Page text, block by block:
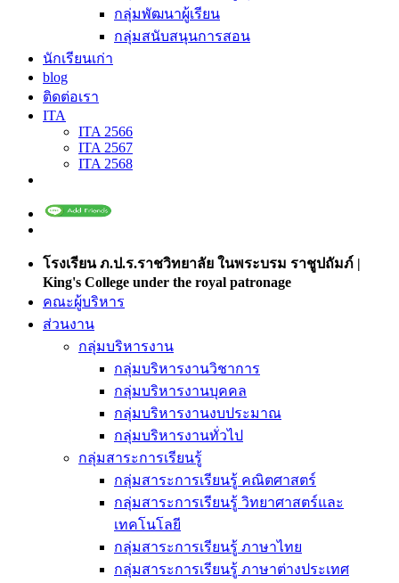
กลุ่มพัฒนาผู้เรียน
กลุ่มสนับสนุนการสอน
นักเรียนเก่า
blog
ติดต่อเรา
ITA
ITA 2566
ITA 2567
ITA 2568
โรงเรียน ภ.ป.ร.ราชวิทยาลัย ในพระบรม ราชูปถัมภ์ |
King's College under the royal patronage
คณะผู้บริหาร
ส่วนงาน
กลุ่มบริหารงาน
กลุ่มบริหารงานวิชาการ
กลุ่มบริหารงานบุคคล
กลุ่มบริหารงานงบประมาณ
กลุ่มบริหารงานทั่วไป
กลุ่มสาระการเรียนรู้
กลุ่มสาระการเรียนรู้ คณิตศาสตร์
กลุ่มสาระการเรียนรู้ วิทยาศาสตร์และ
เทคโนโลยี
กลุ่มสาระการเรียนรู้ ภาษาไทย
กลุ่มสาระการเรียนรู้ ภาษาต่างประเทศ